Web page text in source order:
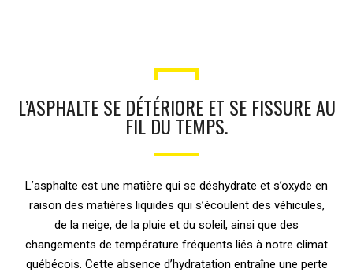
L’ASPHALTE SE DÉTÉRIORE ET SE FISSURE AU
FIL DU TEMPS.
L’asphalte est une matière qui se déshydrate et s’oxyde en
raison des matières liquides qui s’écoulent des véhicules,
de la neige, de la pluie et du soleil, ainsi que des
changements de température fréquents liés à notre climat
québécois. Cette absence d’hydratation entraîne une perte